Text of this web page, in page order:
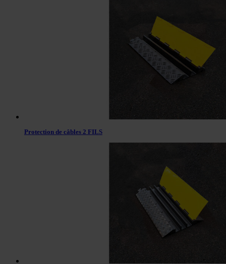
Protection de câbles 2 FILS